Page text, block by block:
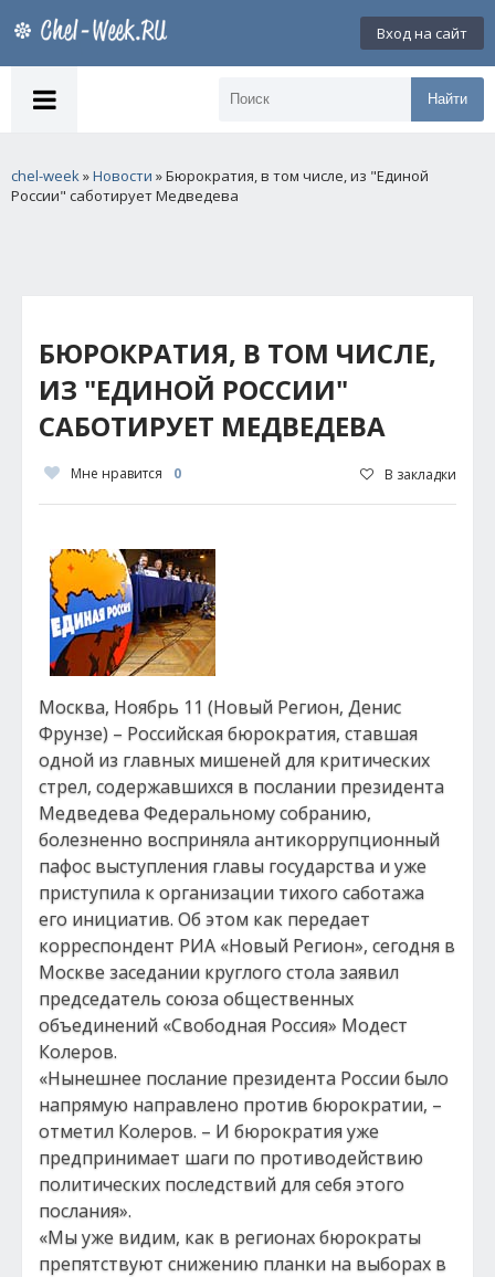
Вход на сайт
Найти
chel-week»Новости » Бюрократия, в том числе, из "Единой
России" саботирует Медведева
БЮРОКРАТИЯ, В ТОМ ЧИСЛЕ,
ИЗ "ЕДИНОЙ РОССИИ"
САБОТИРУЕТ МЕДВЕДЕВА
Мне нравится 0 В закладки
Москва, Ноябрь 11 (Новый Регион, Денис
Фрунзе) – Российская бюрократия, ставшая
одной из главных мишеней для критических
стрел, содержавшихся в послании президента
Медведева Федеральному собранию,
болезненно восприняла антикоррупционный
пафос выступления главы государства и уже
приступила к организации тихого саботажа
его инициатив. Об этом как передает
корреспондент РИА «Новый Регион», сегодня в
Москве заседании круглого стола заявил
председатель союза общественных
объединений «Свободная Россия» Модест
Колеров.
«Нынешнее послание президента России было
напрямую направлено против бюрократии, –
отметил Колеров. – И бюрократия уже
предпринимает шаги по противодействию
политических последствий для себя этого
послания».
«Мы уже видим, как в регионах бюрократы
препятствуют снижению планки на выборах в